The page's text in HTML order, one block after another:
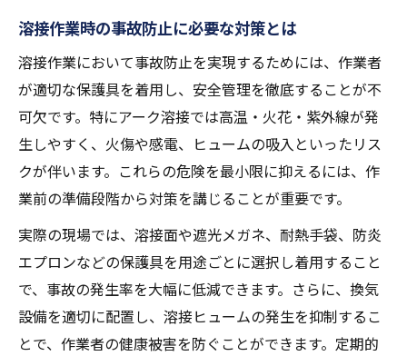
溶接安全対策で作業効率を同時に上げるコ
ツ
溶接事故防止と効率化を両立する現場改善
策
溶接作業の流れを作る安全対策のポイント
溶接現場での安全教育と作業効率の関係性
溶接不良を減らす作業手順と安全管理の方
法
ヒューム対策から考える溶接の健康管理
溶接作業におけるヒューム対策の重要性
ヒューム曝露を抑える溶接時の換気と対策
溶接作業時の事故防止に必要な対策とは
溶接作業において事故防止を実現するためには、作業者
が適切な保護具を着用し、安全管理を徹底することが不
可欠です。特にアーク溶接では高温・火花・紫外線が発
生しやすく、火傷や感電、ヒュームの吸入といったリス
クが伴います。これらの危険を最小限に抑えるには、作
業前の準備段階から対策を講じることが重要です。
実際の現場では、溶接面や遮光メガネ、耐熱手袋、防炎
エプロンなどの保護具を用途ごとに選択し着用すること
で、事故の発生率を大幅に低減できます。さらに、換気
設備を適切に配置し、溶接ヒュームの発生を抑制するこ
とで、作業者の健康被害を防ぐことができます。定期的